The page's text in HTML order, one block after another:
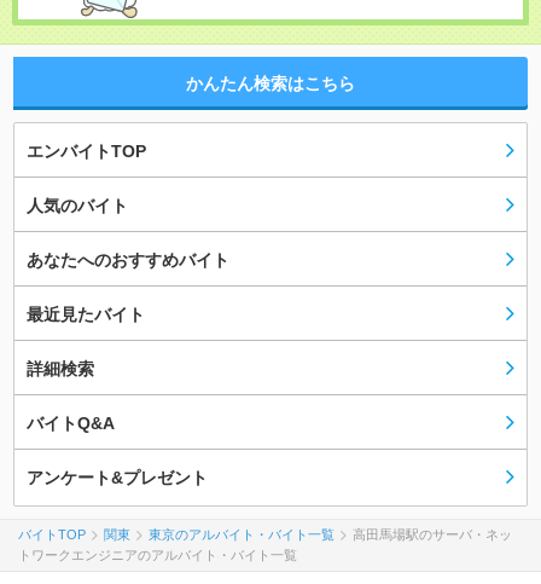
かんたん検索はこちら
エンバイトTOP
人気のバイト
あなたへのおすすめバイト
最近見たバイト
詳細検索
バイトQ&A
アンケート&プレゼント
バイトTOP 関東 東京のアルバイト・バイト一覧
高田馬場駅のサーバ・ネッ
トワークエンジニアのアルバイト・バイト一覧